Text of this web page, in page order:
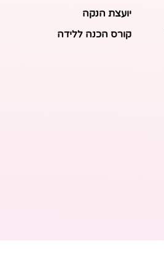
יועצת הנקה
קורס הכנה ללידה